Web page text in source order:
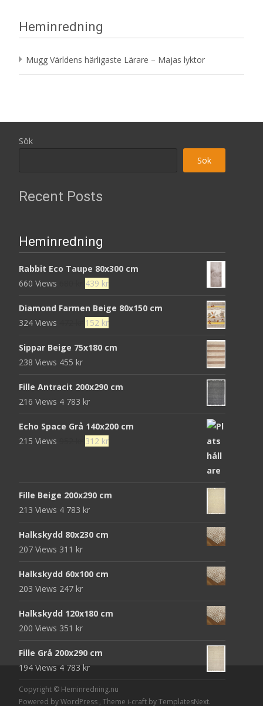
Heminredning
Mugg Världens härligaste Lärare – Majas lyktor
Sök
Sök
Recent Posts
Heminredning
Rabbit Eco Taupe 80x300 cm
660 Views
Det
priset
var:
439 krDet
priset
är:
Diamond Farmen Beige 80x150 cm
324 Views
Det
priset
152 krDet
priset
Sippar Beige 75x180 cm
238 Views 455 kr
Fille Antracit 200x290 cm
216 Views 4 783 kr
Echo Space Grå 140x200 cm
215 Views
Det
952 kr.
312 krDet
312 kr.
Fille Beige 200x290 cm
213 Views 4 783 kr
Halkskydd 80x230 cm
207 Views 311 kr
Halkskydd 60x100 cm
203 Views 247 kr
Halkskydd 120x180 cm
200 Views 351 kr
Fille Grå 200x290 cm
194 Views 4 783 kr
Copyright © Heminredning.nu
Powered by WordPress , Theme i-craft by TemplatesNext.